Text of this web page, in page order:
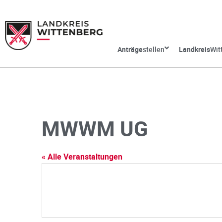
Anträgestellen Landkreis
MWWM UG
« Alle Veranstaltungen